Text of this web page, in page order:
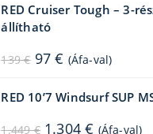
RED Cruiser Tough – 3-
állítható
139€ Original
price
97€ Current
price
97 €.
(Áfa-val)
RED 10’7 Windsurf SUP
1.449€ Original
1.304€ Current
(Áfa-val)